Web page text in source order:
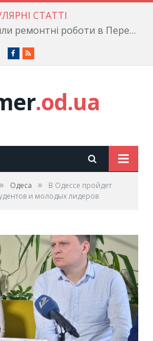
СТАТТІ
Енергетики завершили ремонтні роботи в Пересипському районі
Facebook
RSS
.od.ua
» Одеса »
В Одессе пройдет
и молодых лидеров